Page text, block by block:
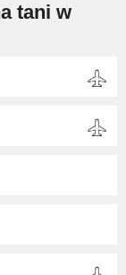
tani w